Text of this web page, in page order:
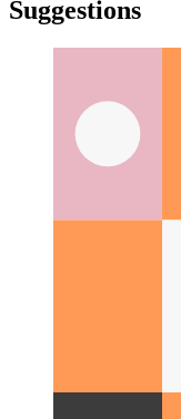
türkçe
yiddish
Suggestions